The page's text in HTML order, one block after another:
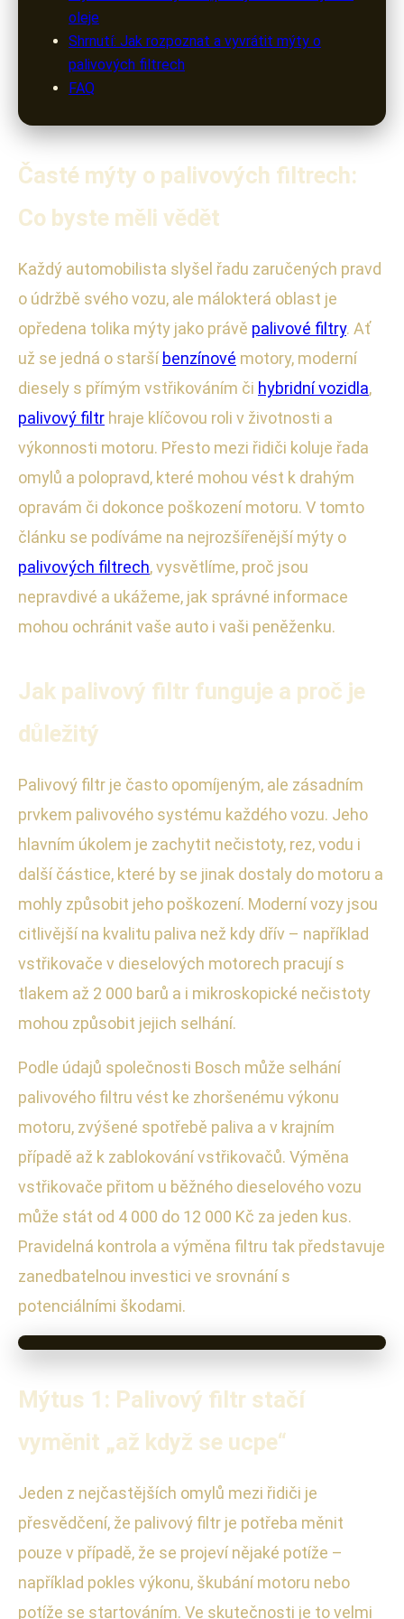
oleje
Shrnutí: Jak rozpoznat a vyvrátit mýty o
palivových filtrech
FAQ
Časté mýty o palivových filtrech:
Co byste měli vědět
Každý automobilista slyšel řadu zaručených pravd
o údržbě svého vozu, ale málokterá oblast je
opředena tolika mýty jako právě palivové filtry. Ať
už se jedná o starší benzínové motory, moderní
diesely s přímým vstřikováním či hybridní vozidla,
palivový filtr hraje klíčovou roli v životnosti a
výkonnosti motoru. Přesto mezi řidiči koluje řada
omylů a polopravd, které mohou vést k drahým
opravám či dokonce poškození motoru. V tomto
článku se podíváme na nejrozšířenější mýty o
palivových filtrech, vysvětlíme, proč jsou
nepravdivé a ukážeme, jak správné informace
mohou ochránit vaše auto i vaši peněženku.
Jak palivový filtr funguje a proč je
důležitý
Palivový filtr je často opomíjeným, ale zásadním
prvkem palivového systému každého vozu. Jeho
hlavním úkolem je zachytit nečistoty, rez, vodu i
další částice, které by se jinak dostaly do motoru a
mohly způsobit jeho poškození. Moderní vozy jsou
citlivější na kvalitu paliva než kdy dřív – například
vstřikovače v dieselových motorech pracují s
tlakem až 2 000 barů a i mikroskopické nečistoty
mohou způsobit jejich selhání.
Podle údajů společnosti Bosch může selhání
palivového filtru vést ke zhoršenému výkonu
motoru, zvýšené spotřebě paliva a v krajním
případě až k zablokování vstřikovačů. Výměna
vstřikovače přitom u běžného dieselového vozu
může stát od 4 000 do 12 000 Kč za jeden kus.
Pravidelná kontrola a výměna filtru tak představuje
zanedbatelnou investici ve srovnání s
potenciálními škodami.
Mýtus 1: Palivový filtr stačí
vyměnit „až když se ucpe“
Jeden z nejčastějších omylů mezi řidiči je
přesvědčení, že palivový filtr je potřeba měnit
pouze v případě, že se projeví nějaké potíže –
například pokles výkonu, škubání motoru nebo
potíže se startováním. Ve skutečnosti je to velmi